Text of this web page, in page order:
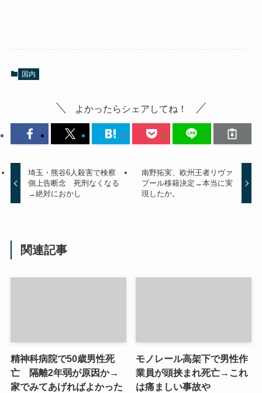
国内
よかったらシェアしてね！
埼玉・熊谷6人殺害で検察
側上告断念 死刑なくなる
→絶対におかし
南野拓実、欧州王者リヴァ
プール移籍決定→本当に実
現したか。
関連記事
精神科病院で50歳男性死
亡 隔離2年弱が原因か→
家でみてあげればよかった
モノレール高架下で男性作
業員が頭挟まれ死亡→これ
は痛ましい事故や